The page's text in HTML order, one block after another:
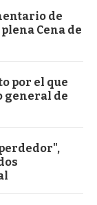
de
Cena de
por el que
general de